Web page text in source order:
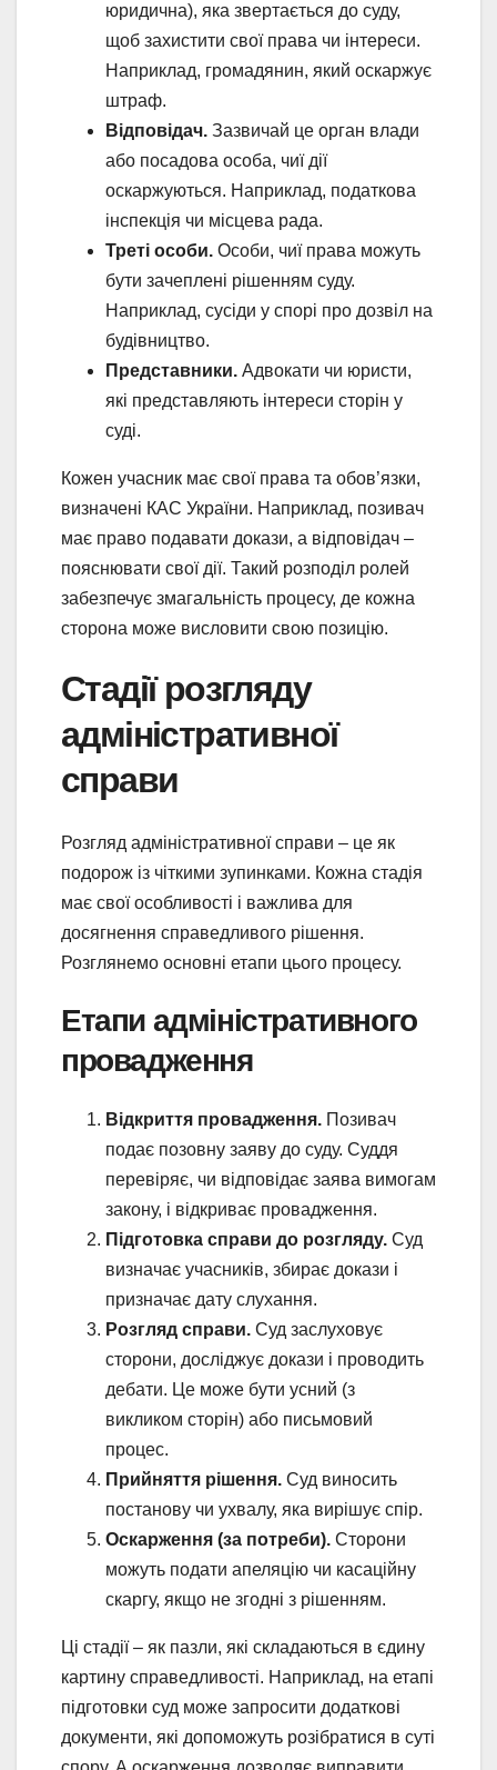
юридична), яка звертається до суду,
щоб захистити свої права чи інтереси.
Наприклад, громадянин, який оскаржує
штраф.
Відповідач. Зазвичай це орган влади
або посадова особа, чиї дії
оскаржуються. Наприклад, податкова
інспекція чи місцева рада.
Треті особи. Особи, чиї права можуть
бути зачеплені рішенням суду.
Наприклад, сусіди у спорі про дозвіл на
будівництво.
Представники. Адвокати чи юристи,
які представляють інтереси сторін у
суді.
Кожен учасник має свої права та обов’язки,
визначені КАС України. Наприклад, позивач
має право подавати докази, а відповідач –
пояснювати свої дії. Такий розподіл ролей
забезпечує змагальність процесу, де кожна
сторона може висловити свою позицію.
Стадії розгляду
адміністративної
справи
Розгляд адміністративної справи – це як
подорож із чіткими зупинками. Кожна стадія
має свої особливості і важлива для
досягнення справедливого рішення.
Розглянемо основні етапи цього процесу.
Етапи адміністративного
провадження
Відкриття провадження. Позивач
подає позовну заяву до суду. Суддя
перевіряє, чи відповідає заява вимогам
закону, і відкриває провадження.
Підготовка справи до розгляду. Суд
визначає учасників, збирає докази і
призначає дату слухання.
Розгляд справи. Суд заслуховує
сторони, досліджує докази і проводить
дебати. Це може бути усний (з
викликом сторін) або письмовий
процес.
Прийняття рішення. Суд виносить
постанову чи ухвалу, яка вирішує спір.
Оскарження (за потреби). Сторони
можуть подати апеляцію чи касаційну
скаргу, якщо не згодні з рішенням.
Ці стадії – як пазли, які складаються в єдину
картину справедливості. Наприклад, на етапі
підготовки суд може запросити додаткові
документи, які допоможуть розібратися в суті